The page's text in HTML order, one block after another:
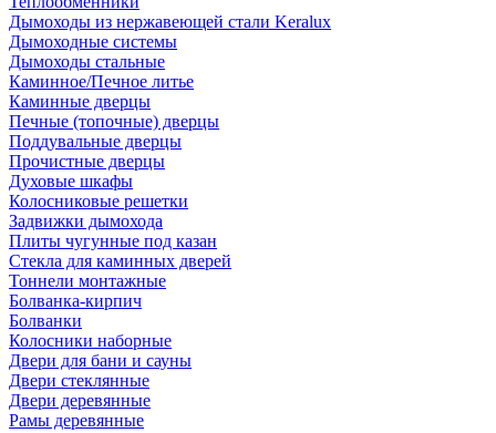
Дымоходы из нержавеющей стали Keralux
Дымоходные системы
Дымоходы стальные
Каминное/Печное литье
Каминные дверцы
Печные (топочные) дверцы
Поддувальные дверцы
Прочистные дверцы
Духовые шкафы
Колосниковые решетки
Задвижки дымохода
Плиты чугунные под казан
Стекла для каминных дверей
Тоннели монтажные
Болванка-кирпич
Болванки
Колосники наборные
Двери для бани и сауны
Двери стеклянные
Двери деревянные
Рамы деревянные